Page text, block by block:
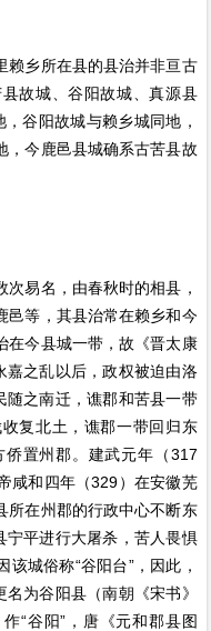
乡所在县的县治并非亘古
故城、谷阳故城、真源县
谷阳故城与赖乡城同地，
，今鹿邑县城确系古苦县故
易名，由春秋时的相县，
邑等，其县治常在赖乡和今
在今县城一带，故《晋太康
嘉之乱以后，政权被迫由洛
随之南迁，谯郡和苦县一带
复北土，谯郡一带回归东
置州郡。建武元年（317
咸和四年（329）在安徽芜
所在州郡的行政中心不断东
平进行大屠杀，苦人畏惧
城俗称“谷阳台”，因此，
为谷阳县（南朝《宋书》
“谷阳”，唐《元和郡县图